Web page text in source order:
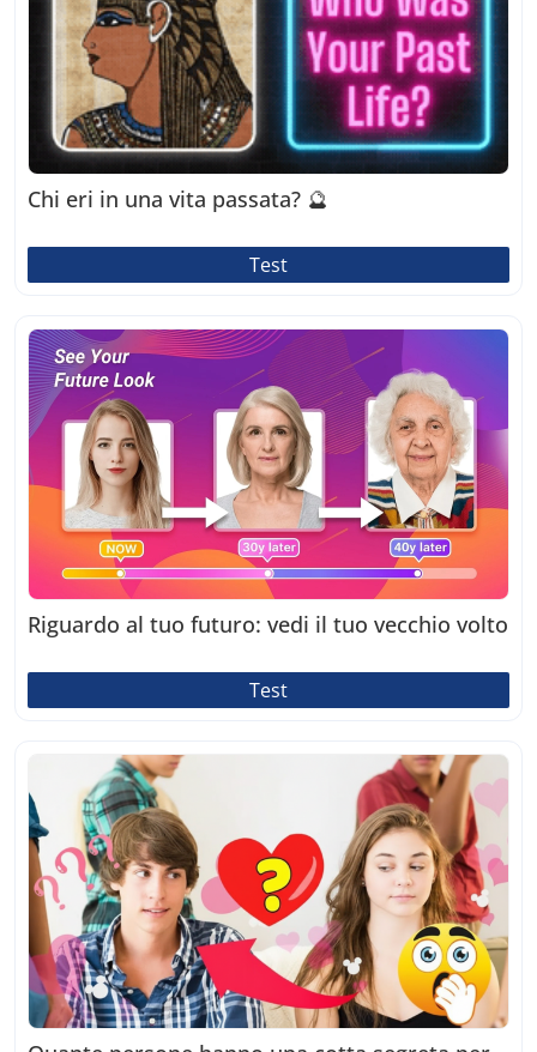
Chi eri in una vita passata? 🔮
Test
Riguardo al tuo futuro: vedi il tuo vecchio volto
Test